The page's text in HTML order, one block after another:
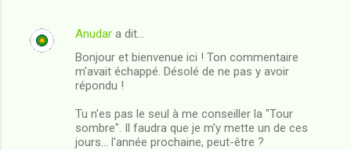
Anudar a dit…
Bonjour et bienvenue ici ! Ton commentaire
m'avait échappé. Désolé de ne pas y avoir
répondu !
Tu n'es pas le seul à me conseiller la "Tour
sombre". Il faudra que je m'y mette un de ces
jours... l'année prochaine, peut-être ?